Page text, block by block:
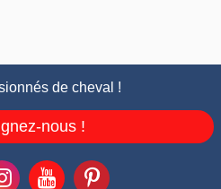
de cheval !
nous !